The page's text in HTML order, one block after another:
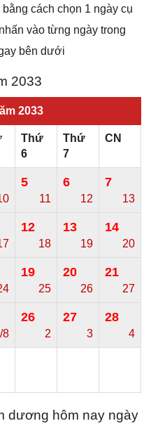
cách chọn 1 ngày cụ
vào từng ngày trong
bên dưới
2033
2033
Thứ
6
Thứ
7
CN
5
11
6
12
7
13
12
18
13
19
14
20
19
25
20
26
21
27
8
26
2
27
3
28
4
dương hôm nay ngày